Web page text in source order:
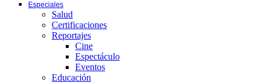
Especiales
Salud
Certificaciones
Reportajes
Cine
Espectáculo
Eventos
Educación